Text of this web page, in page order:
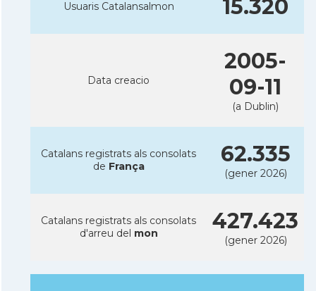
Usuaris Catalansalmon 15.320
Data creacio
2005-
09-11
(a Dublin)
Catalans registrats als consolats
de França 62.335
(gener 2026)
Catalans registrats als consolats
d'arreu del mon 427.423
(gener 2026)